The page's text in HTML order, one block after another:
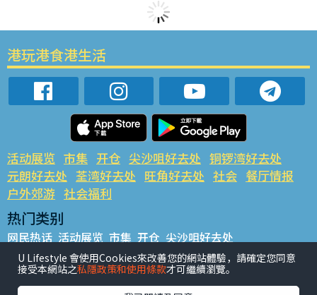
港玩港食港生活
活动展览 市集 开仓 尖沙咀好去处 铜锣湾好去处
元朗好去处 荃湾好去处 旺角好去处 社会 餐厅情报
户外郊游 社会福利
热门类别
网民热话 活动展览 市集 开仓 尖沙咀好去处
铜锣湾好去处 元朗好去处 荃湾好去处 旺角好去处 社会
餐厅情报 户外郊游
U Lifestyle 會使用Cookies來改善您的網站體驗，請確定您同意
接受本網站之私隱政策和使用條款才可繼續瀏覽。